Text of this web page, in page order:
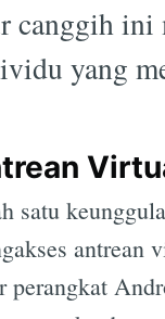
canggih ini
yang
satu
antrean
perangkat